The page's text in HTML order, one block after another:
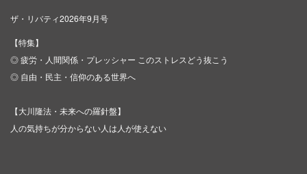
ザ・リバティ2026年9月号
【特集】
◎ 疲労・人間関係・プレッシャー このストレスどう抜こう
◎ 自由・民主・信仰のある世界へ
【大川隆法・未来への羅針盤】
人の気持ちが分からない人は人が使えない